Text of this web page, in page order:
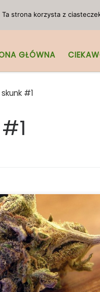
GŁÓWNA
skunk #1
Ilość CBD: 0.1 procent
Mendocino Purps,
Ape jest to nagradzana
ona od 17 do 23 procent
tym samym
który idealnie nadaje się
Ta strona korzysta z